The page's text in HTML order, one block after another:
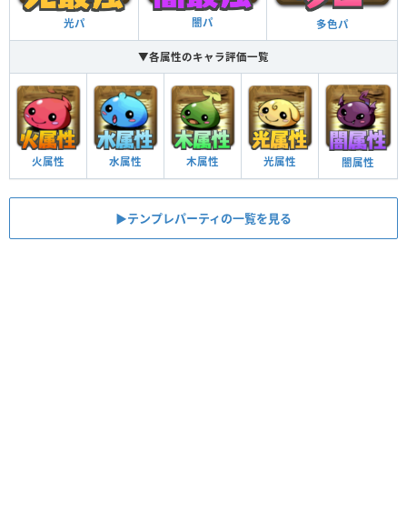
光パ 闇パ 多色パ
▼各属性のキャラ評価一覧
火属性 水属性 木属性 光属性 闇属性
▶︎テンプレパーティの一覧を見る